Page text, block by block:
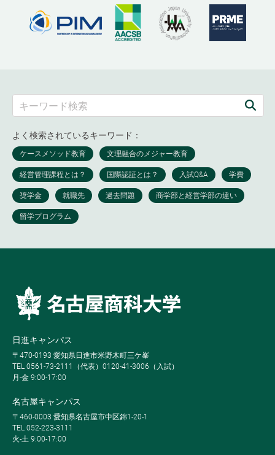
よく検索されているキーワード：
日進キャンパス
〒470-0193 愛知県日進市米野木町三ケ峯
TEL 0561-73-2111（代表）0120-41-3006（入試）
月-金 9:00-17:00
名古屋キャンパス
〒460-0003 愛知県名古屋市中区錦1-20-1
TEL 052-223-3111
火-土 9:00-17:00